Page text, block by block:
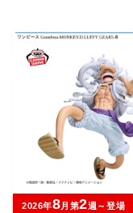
2026年8月第2週～登場